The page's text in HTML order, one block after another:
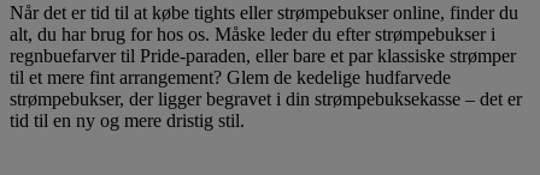
Når det er tid til at købe tights eller strømpebukser online, finder du
alt, du har brug for hos os. Måske leder du efter strømpebukser i
regnbuefarver til Pride-paraden, eller bare et par klassiske strømper
til et mere fint arrangement? Glem de kedelige hudfarvede
strømpebukser, der ligger begravet i din strømpebuksekasse – det er
tid til en ny og mere dristig stil.